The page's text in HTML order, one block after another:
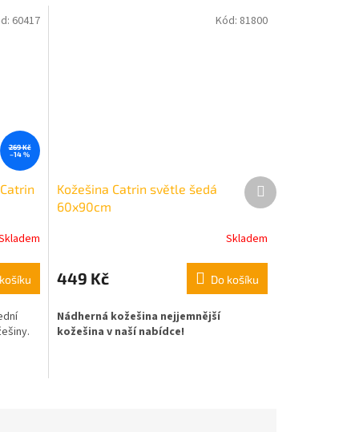
269 Kč
–14 %
60417
Kožešina Catrin světle šedá
60x90cm
Skladem
449 Kč Do košíku
Nádherná kožešina nejjemnější
kožešina v naší nabídce!
Kód: 81800
Další
produkt